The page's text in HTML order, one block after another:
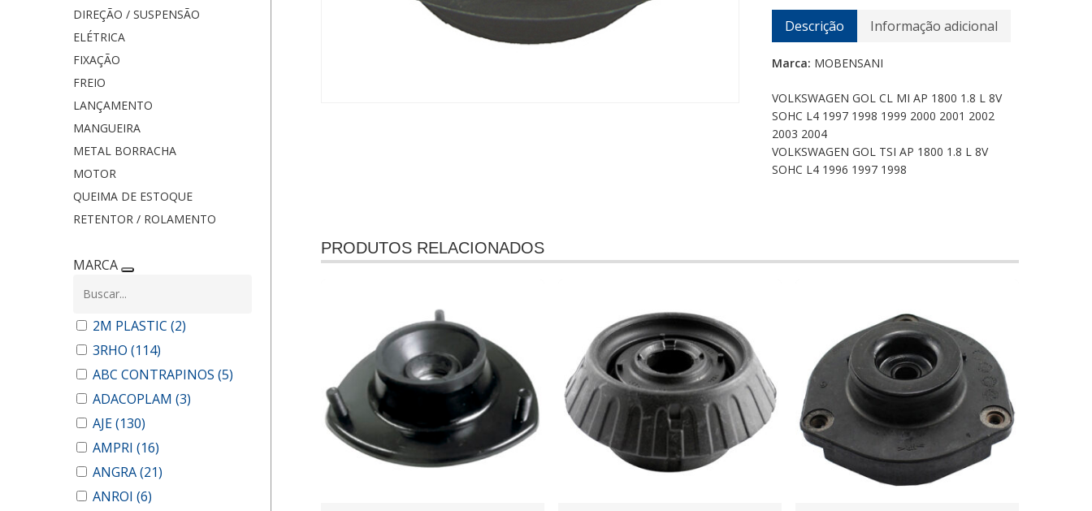
DIREÇÃO / SUSPENSÃO
ELÉTRICA
FIXAÇÃO
FREIO
LANÇAMENTO
MANGUEIRA
METAL BORRACHA
MOTOR
QUEIMA DE ESTOQUE
RETENTOR / ROLAMENTO
MARCA
2M PLASTIC (2)
3RHO (114)
ABC CONTRAPINOS (5)
ADACOPLAM (3)
AJE(130)
AMPRI (16)
ANGRA(21)
ANROI (6)
Descrição Informação adicional
Marca: MOBENSANI
VOLKSWAGEN GOL CL MI AP 1800 1.8 L 8V
SOHC L4 1997 1998 1999 2000 2001 2002
2003 2004
VOLKSWAGEN GOL TSI AP 1800 1.8 L 8V
SOHC L4 1996 1997 1998
PRODUTOS RELACIONADOS